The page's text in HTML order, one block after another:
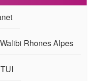
Walibi Rhones Alpes
TUI